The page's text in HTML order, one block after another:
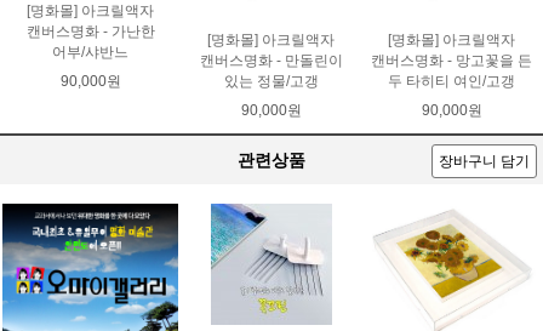
[명화몰] 아크릴액자
캔버스명화 - 가난한
어부/샤반느
90,000원
[명화몰] 아크릴액자
캔버스명화 - 만돌린이
있는 정물/고갱
90,000원
[명화몰] 아크릴액자
캔버스명화 - 망고꽃을 든
두 타히티 여인/고갱
90,000원
관련상품 장바구니 담기